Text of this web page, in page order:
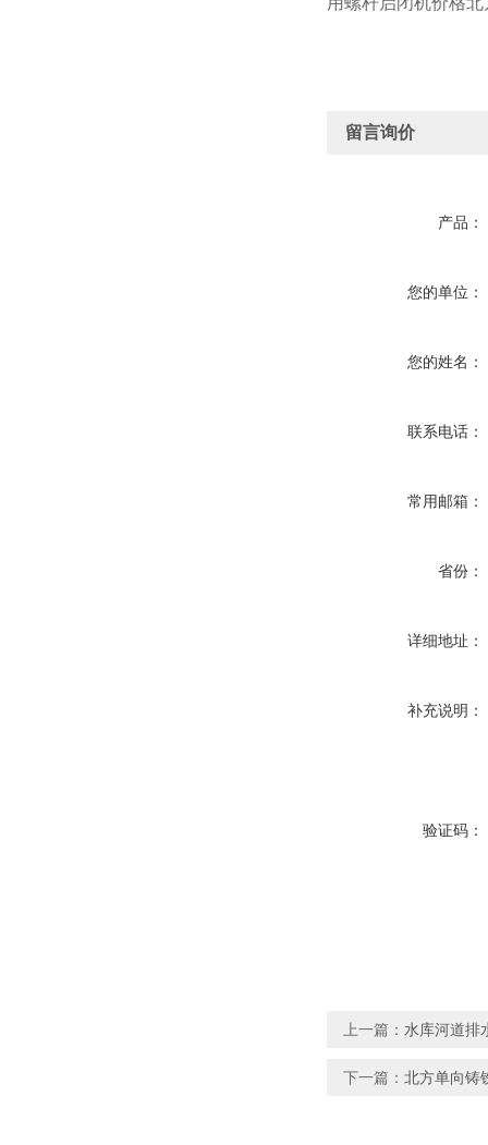
留言询价
产品：
您的单位：
您的姓名：
联系电话：
常用邮箱：
省份：
详细地址：
补充说明：
验证码：
上一篇： 水库河道排
下一篇： 北方单向铸